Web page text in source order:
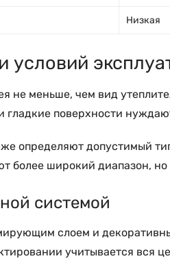
Низкая
условий
не меньше, чем вид
поверхности
определяют допустимый
более широкий диапазон,
системой
слоем и
учитывается вся